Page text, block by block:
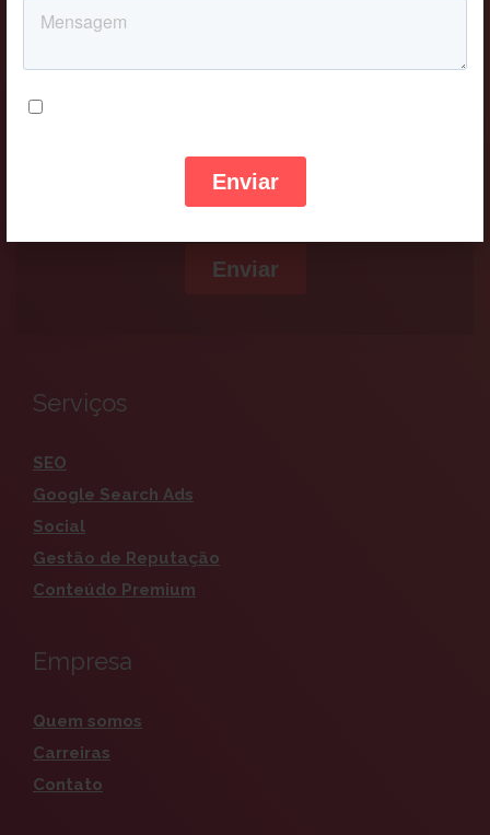
Serviços
SEO
Google Search Ads
Social
Gestão de Reputação
Conteúdo Premium
Empresa
Quem somos
Carreiras
Contato